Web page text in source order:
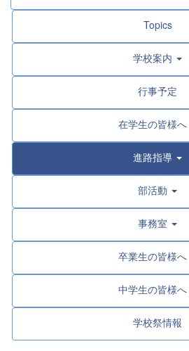
Topics
学校案内
行事予定
在学生の皆様へ
進路指導
部活動
事務室
卒業生の皆様へ
中学生の皆様へ
学校祭情報